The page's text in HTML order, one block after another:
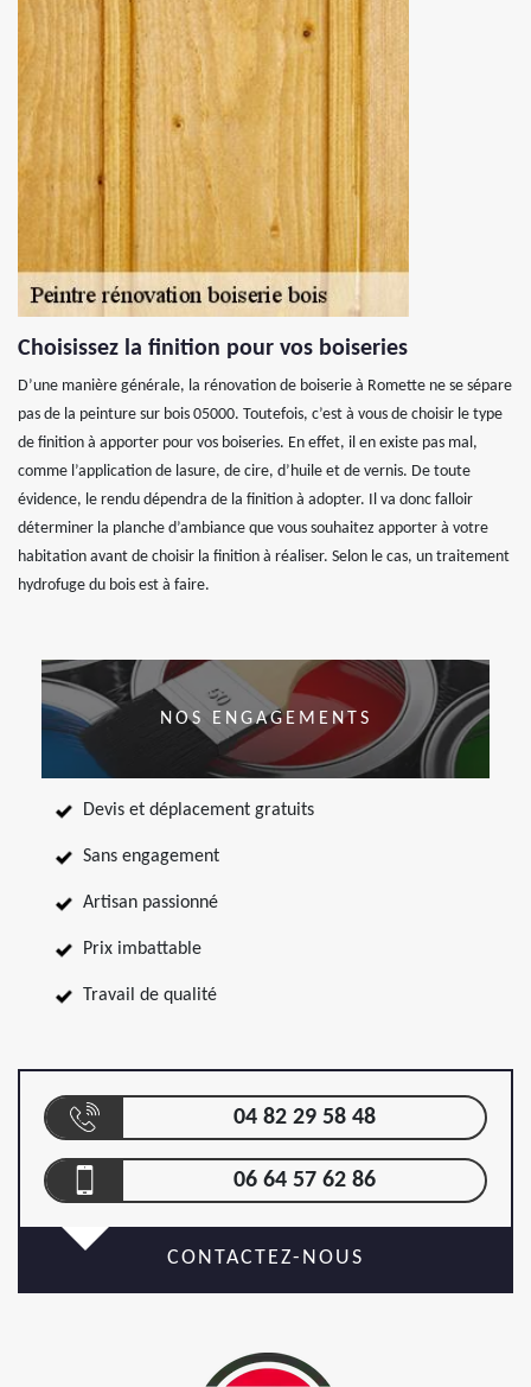
Choisissez la finition pour vos boiseries
D’une manière générale, la rénovation de boiserie à Romette ne se sépare
pas de la peinture sur bois 05000. Toutefois, c’est à vous de choisir le type
de finition à apporter pour vos boiseries. En effet, il en existe pas mal,
comme l’application de lasure, de cire, d’huile et de vernis. De toute
évidence, le rendu dépendra de la finition à adopter. Il va donc falloir
déterminer la planche d’ambiance que vous souhaitez apporter à votre
habitation avant de choisir la finition à réaliser. Selon le cas, un traitement
hydrofuge du bois est à faire.
NOS ENGAGEMENTS
Devis et déplacement gratuits
Sans engagement
Artisan passionné
Prix imbattable
Travail de qualité
04 82 29 58 48
06 64 57 62 86
CONTACTEZ-NOUS